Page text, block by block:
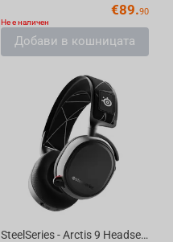
€89.90
Не е наличен
Добави в кошницата
SteelSeries - Arctis 9 Headset Black, 7.2, Wireless 2.4G